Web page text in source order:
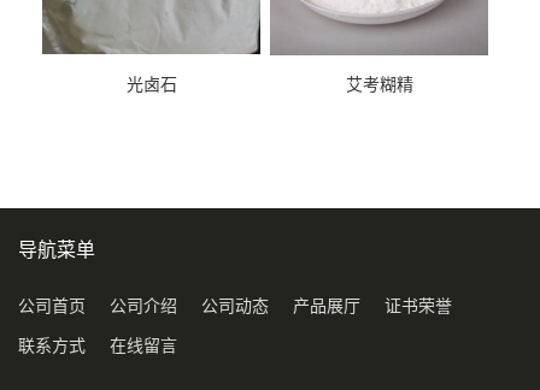
光卤石 艾考糊精
导航菜单
公司首页 公司介绍 公司动态 产品展厅 证书荣誉
联系方式 在线留言